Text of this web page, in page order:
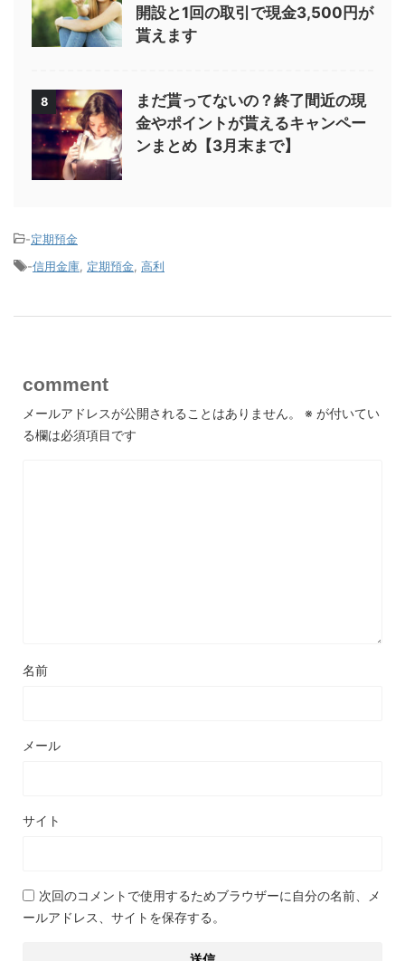
開設と1回の取引で現金3,500円が
貰えます
8
まだ貰ってないの？終了間近の現
金やポイントが貰えるキャンペー
ンまとめ【3月末まで】
-定期預金
-信用金庫 定期預金 高利
comment
メールアドレスが公開されることはありません。 ※ が付いてい
る欄は必須項目です
名前
メール
サイト
次回のコメントで使用するためブラウザーに自分の名前、メ
ールアドレス、サイトを保存する。